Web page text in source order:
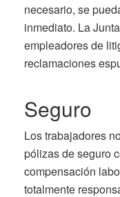
necesario, se
inmediato. La
empleadores de
reclamaciones
Seguro
Los trabajadores
pólizas de seguro
compensación
totalmente